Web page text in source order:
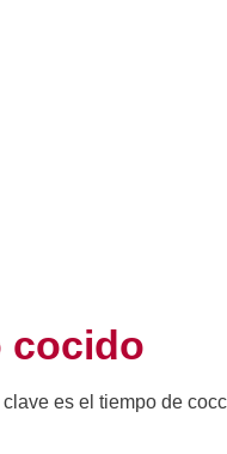
cocido
es el tiempo de